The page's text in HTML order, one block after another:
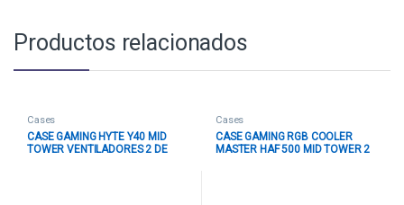
Productos relacionados
Cases
CASE GAMING HYTE Y40 MID
TOWER VENTILADORES 2 DE
Cases
CASE GAMING RGB COOLER
MASTER HAF 500 MID TOWER 2